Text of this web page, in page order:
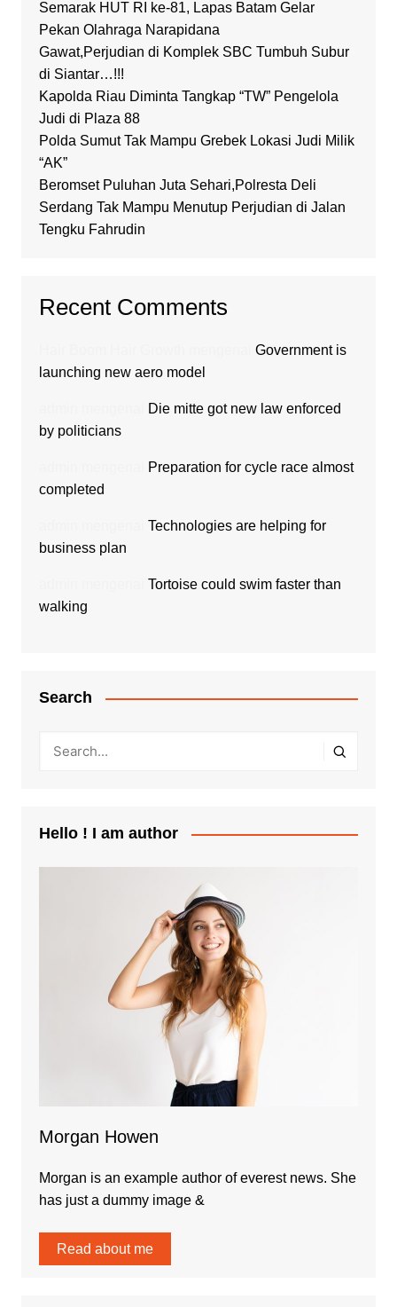
Semarak HUT RI ke-81, Lapas Batam Gelar
Pekan Olahraga Narapidana
Gawat,Perjudian di Komplek SBC Tumbuh Subur
di Siantar…!!!
Kapolda Riau Diminta Tangkap “TW” Pengelola
Judi di Plaza 88
Polda Sumut Tak Mampu Grebek Lokasi Judi Milik
“AK”
Beromset Puluhan Juta Sehari,Polresta Deli
Serdang Tak Mampu Menutup Perjudian di Jalan
Tengku Fahrudin
Recent Comments
Government is
launching new aero model
Die mitte got new law enforced
by politicians
Preparation for cycle race almost
completed
Technologies are helping for
business plan
Tortoise could swim faster than
walking
Search
Hello ! I am author
Morgan Howen
Morgan is an example author of everest news. She
has just a dummy image &
Read about me